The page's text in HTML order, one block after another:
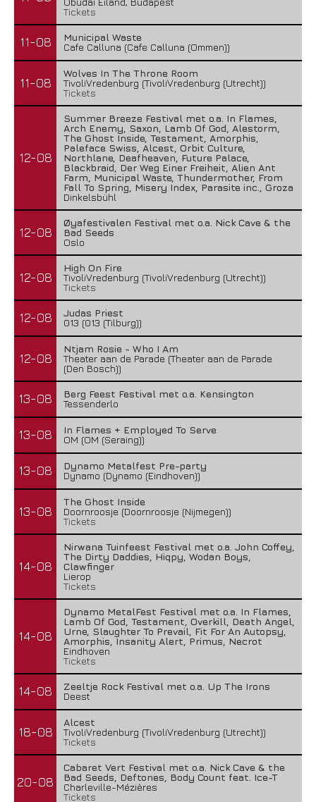
Tickets
11-08
Municipal Waste
Cafe Calluna (Cafe Calluna (Ommen))
11-08
Wolves In The Throne Room
TivoliVredenburg (TivoliVredenburg (Utrecht))
Tickets
12-08
Summer Breeze Festival met o.a. In Flames,
Arch Enemy, Saxon, Lamb Of God, Alestorm,
The Ghost Inside, Testament, Amorphis,
Paleface Swiss, Alcest, Orbit Culture,
Northlane, Deafheaven, Future Palace,
Blackbraid, Der Weg Einer Freiheit, Alien Ant
Farm, Municipal Waste, Thundermother, From
Fall To Spring, Misery Index, Parasite inc., Groza
Dinkelsbühl
12-08
Øyafestivalen Festival met o.a. Nick Cave & the
Bad Seeds
Oslo
12-08
High On Fire
TivoliVredenburg (TivoliVredenburg (Utrecht))
Tickets
12-08
Judas Priest
013 (013 (Tilburg))
12-08
Ntjam Rosie - Who I Am
Theater aan de Parade (Theater aan de Parade
(Den Bosch))
13-08
Berg Feest Festival met o.a. Kensington
Tessenderlo
13-08
In Flames + Employed To Serve
OM (OM (Seraing))
13-08
Dynamo Metalfest Pre-party
Dynamo (Dynamo (Eindhoven))
13-08
The Ghost Inside
Doornroosje (Doornroosje (Nijmegen))
Tickets
14-08
Nirwana Tuinfeest Festival met o.a. John Coffey,
The Dirty Daddies, Hiqpy, Wodan Boys,
Clawfinger
Lierop
Tickets
14-08
Dynamo MetalFest Festival met o.a. In Flames,
Lamb Of God, Testament, Overkill, Death Angel,
Urne, Slaughter To Prevail, Fit For An Autopsy,
Amorphis, Insanity Alert, Primus, Necrot
Eindhoven
Tickets
14-08
Zeeltje Rock Festival met o.a. Up The Irons
Deest
18-08
Alcest
TivoliVredenburg (TivoliVredenburg (Utrecht))
Tickets
20-08
Cabaret Vert Festival met o.a. Nick Cave & the
Bad Seeds, Deftones, Body Count feat. Ice-T
Charleville-Mézières
Tickets